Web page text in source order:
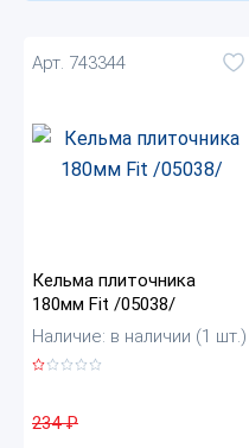
Арт. 743344
Кельма плиточника
180мм Fit /05038/
Наличие: в наличии (1 шт.)
234₽